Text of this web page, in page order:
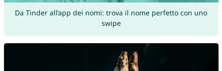
Da Tinder all’app dei nomi: trova il nome perfetto con uno
swipe